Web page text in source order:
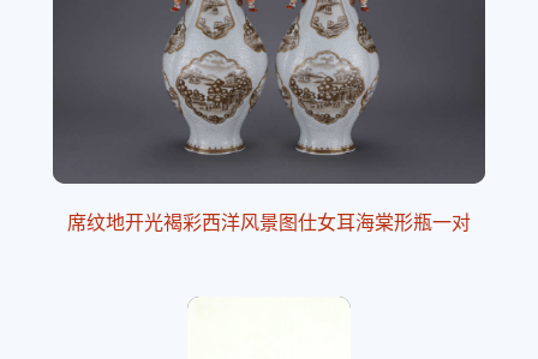
席纹地开光褐彩西洋风景图仕女耳海棠形瓶一对